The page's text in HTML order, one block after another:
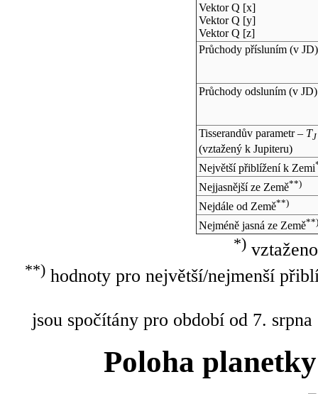
Vektor Q [x]
Vektor Q [y]
Vektor Q [z]
Průchody přísluním (v JD)
Průchody odsluním (v JD)
Tisserandův parametr – TJ
(vztažený k Jupiteru)
Největší přiblížení k Zemi
Nejjasnější ze Země**)
Nejdále od Země**)
Nejméně jasná ze Země**)
*)
**)hodnoty pro největší/nejmenší
jsou spočítány pro období od 7.
Poloha